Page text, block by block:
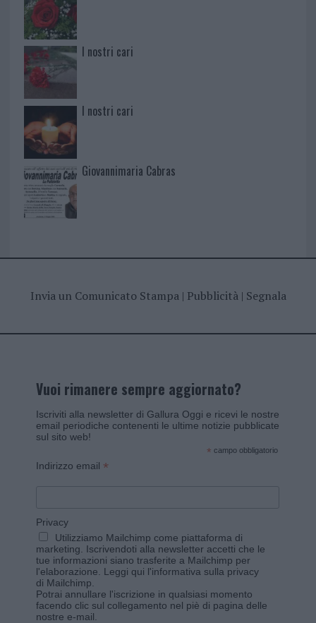
I nostri cari
I nostri cari
Giovannimaria Cabras
Invia un Comunicato Stampa| Pubblicità| Segnala
Vuoi rimanere sempre aggiornato?
Iscriviti alla newsletter di Gallura Oggi e ricevi le nostre
email periodiche contenenti le ultime notizie pubblicate
sul sito web!
* campo obbligatorio
Indirizzo email *
Privacy
Utilizziamo Mailchimp come piattaforma di
marketing. Iscrivendoti alla newsletter accetti che le
tue informazioni siano trasferite a Mailchimp per
l'elaborazione. Leggi qui l'informativa sulla privacy
di Mailchimp
Potrai annullare l'iscrizione in qualsiasi momento
facendo clic sul collegamento nel piè di pagina delle
nostre e-mail.